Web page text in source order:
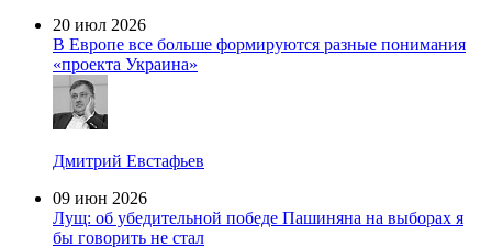
20 июл 2026
В Европе все больше формируются разные понимания
«проекта Украина»
Дмитрий Евстафьев
09 июн 2026
Лущ: об убедительной победе Пашиняна на выборах я
бы говорить не стал